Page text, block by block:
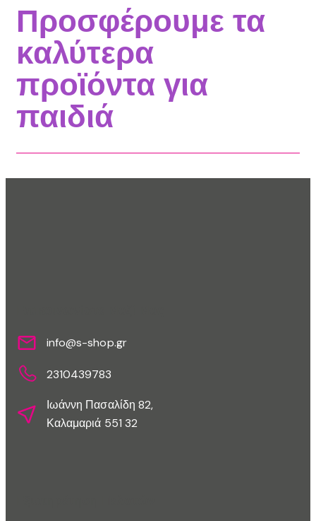
Προσφέρουμε τα
καλύτερα
προϊόντα για
παιδιά
info@s-shop.gr
2310439783
Ιωάννη Πασαλίδη 82,
Καλαμαριά 551 32